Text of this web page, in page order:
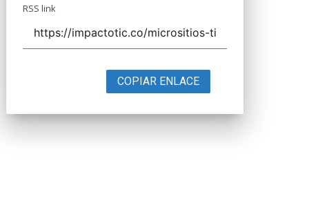
RSS link
COPIAR ENLACE